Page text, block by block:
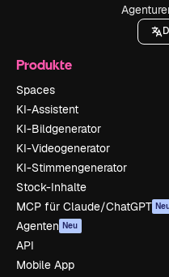
Produkte
Spaces
KI-Assistent
KI-Bildgenerator
KI-Videogenerator
KI-Stimmengenerator
Stock-Inhalte
MCP für Claude/ChatGPT
Agenten Neu
API
Mobile App